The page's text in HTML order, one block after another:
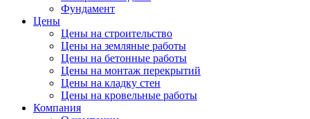
Фундамент
Цены
Цены на строительство
Цены на земляные работы
Цены на бетонные работы
Цены на монтаж перекрытий
Цены на кладку стен
Цены на кровельные работы
Компания